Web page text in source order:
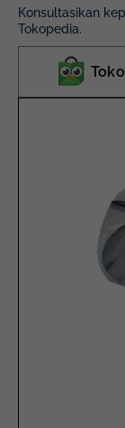
Konsultasikan
Tokopedia.